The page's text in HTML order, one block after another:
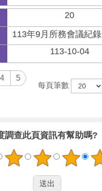
20
113年9月所務會議紀錄
113-10-04
4
5
每頁筆數
調查此頁資訊有幫助嗎?